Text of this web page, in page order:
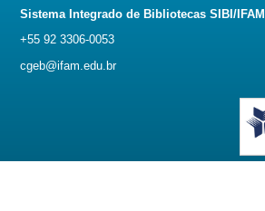
Sistema Integrado de Bibliotecas SIBI/IFAM
+55 92 3306-0053
cgeb@ifam.edu.br